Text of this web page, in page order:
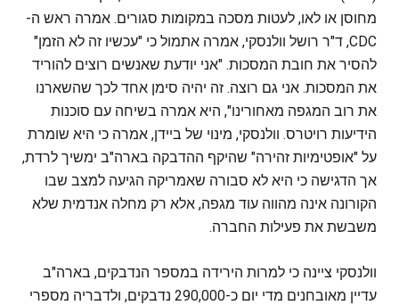
מחוסן או לאו, לעטות מסכה במקומות סגורים. אמרה ראש ה-
CDC, ד"ר רושל וולנסקי, אמרה אתמול כי "עכשיו זה לא הזמן"
להסיר את חובת המסכות. "אני יודעת שאנשים רוצים להוריד
את המסכות. אני גם רוצה. זה יהיה סימן אחד לכך שהשארנו
את רוב המגפה מאחורינו", היא אמרה בשיחה עם סוכנות
הידיעות רויטרס. וולנסקי, מינוי של ביידן, אמרה כי היא שומרת
על "אופטימיות זהירה" שהיקף ההדבקה בארה"ב ימשיך לרדת,
אך הדגישה כי היא לא סבורה שאמריקה הגיעה למצב שבו
הקורונה אינה מהווה עוד מגפה, אלא רק מחלה אנדמית שלא
משבשת את פעילות החברה.
וולנסקי ציינה כי למרות הירידה במספר הנדבקים, בארה"ב
עדיין מאובחנים מדי יום כ-290,000 נדבקים, ולדבריה מספרי